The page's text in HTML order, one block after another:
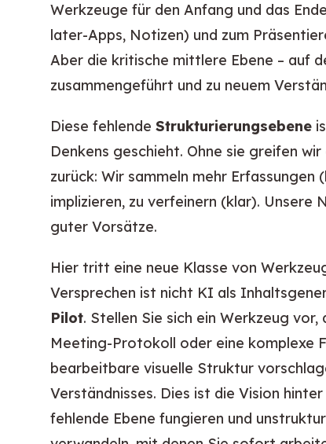
Werkzeuge für den Anfang und das
later-Apps, Notizen) und zum
Aber die kritische mittlere Ebene – auf
zusammengeführt und zu neuem
Diese fehlende Strukturierungsebene
Denkens geschieht. Ohne sie greifen
zurück: Wir sammeln mehr
implizieren, zu verfeinern (klar). Unsere
guter Vorsätze.
Hier tritt eine neue Klasse von
Versprechen ist nicht KI als
Pilot. Stellen Sie sich ein Werkzeug
Meeting-Protokoll oder eine komplexe
bearbeitbare visuelle Struktur
Verständnisses. Dies ist die Vision
fehlende Ebene fungieren und